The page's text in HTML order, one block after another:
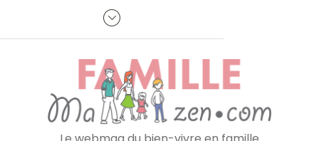
Je m'inscris à la newsletter
Panneau de gestion des cookies